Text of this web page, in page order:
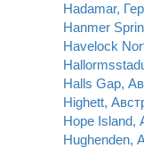
Hadamar,
Hanmer
Havelock
Halls Gap,
Highett,
Hope Island,
Hughenden,